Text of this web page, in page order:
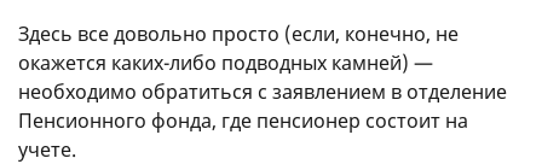
Здесь все довольно просто (если, конечно, не
окажется каких-либо подводных камней) —
необходимо обратиться с заявлением в отделение
Пенсионного фонда, где пенсионер состоит на
учете.